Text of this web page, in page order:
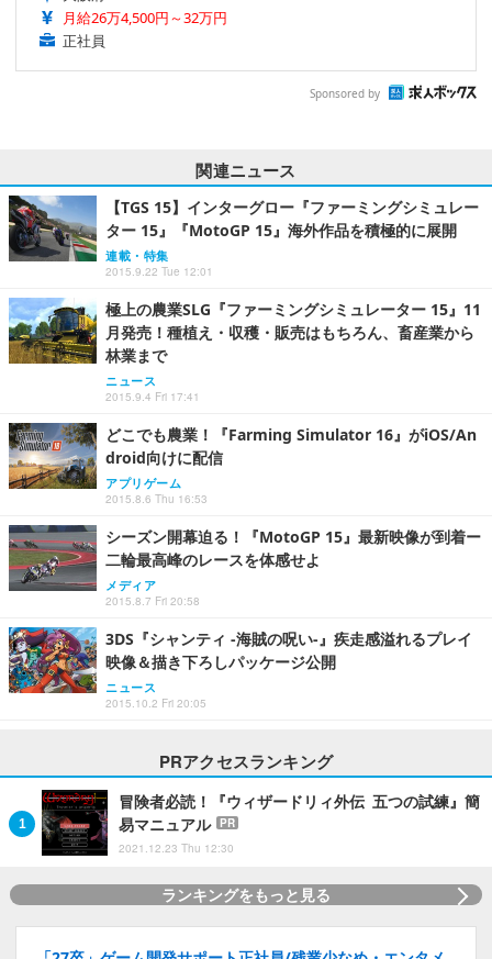
月給26万4,500円～32万円
正社員
Sponsored by
関連ニュース
【TGS 15】インターグロー『ファーミングシミュレー
ター 15』『MotoGP 15』海外作品を積極的に展開
連載・特集
2015.9.22 Tue 12:01
極上の農業SLG『ファーミングシミュレーター 15』11
月発売！種植え・収穫・販売はもちろん、畜産業から
林業まで
ニュース
2015.9.4 Fri 17:41
どこでも農業！『Farming Simulator 16』がiOS/An
droid向けに配信
アプリゲーム
2015.8.6 Thu 16:53
シーズン開幕迫る！『MotoGP 15』最新映像が到着ー
二輪最高峰のレースを体感せよ
メディア
2015.8.7 Fri 20:58
3DS『シャンティ -海賊の呪い-』疾走感溢れるプレイ
映像＆描き下ろしパッケージ公開
ニュース
2015.10.2 Fri 20:05
PRアクセスランキング
冒険者必読！『ウィザードリィ外伝 五つの試練』簡
易マニュアル
PR
2021.12.23 Thu 12:30
ランキングをもっと見る